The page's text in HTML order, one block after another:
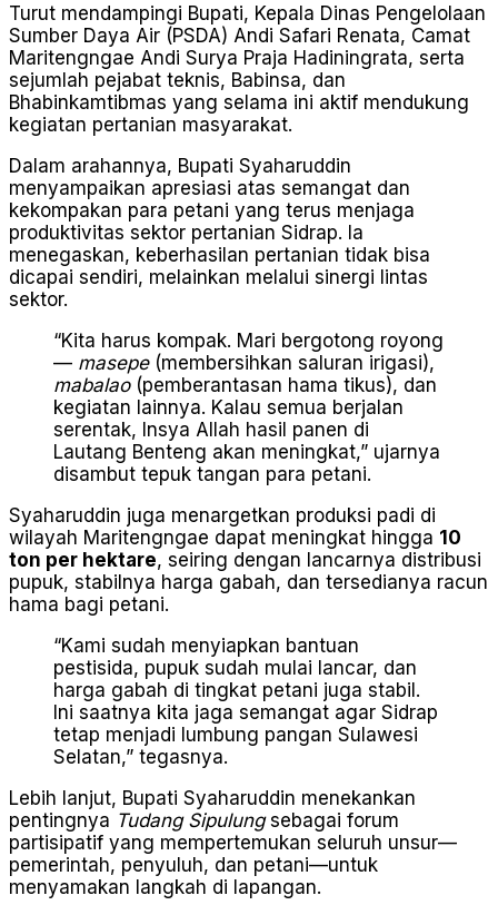
Turut mendampingi Bupati, Kepala Dinas Pengelolaan
Sumber Daya Air (PSDA) Andi Safari Renata, Camat
Maritengngae Andi Surya Praja Hadiningrata, serta
sejumlah pejabat teknis, Babinsa, dan
Bhabinkamtibmas yang selama ini aktif mendukung
kegiatan pertanian masyarakat.
Dalam arahannya, Bupati Syaharuddin
menyampaikan apresiasi atas semangat dan
kekompakan para petani yang terus menjaga
produktivitas sektor pertanian Sidrap. Ia
menegaskan, keberhasilan pertanian tidak bisa
dicapai sendiri, melainkan melalui sinergi lintas
sektor.
“Kita harus kompak. Mari bergotong royong
— masepe(membersihkan saluran irigasi),
mabalao(pemberantasan hama tikus), dan
kegiatan lainnya. Kalau semua berjalan
serentak, Insya Allah hasil panen di
Lautang Benteng akan meningkat,” ujarnya
disambut tepuk tangan para petani.
Syaharuddin juga menargetkan produksi padi di
wilayah Maritengngae dapat meningkat hingga 10
ton per hektare, seiring dengan lancarnya distribusi
pupuk, stabilnya harga gabah, dan tersedianya racun
hama bagi petani.
“Kami sudah menyiapkan bantuan
pestisida, pupuk sudah mulai lancar, dan
harga gabah di tingkat petani juga stabil.
Ini saatnya kita jaga semangat agar Sidrap
tetap menjadi lumbung pangan Sulawesi
Selatan,” tegasnya.
Lebih lanjut, Bupati Syaharuddin menekankan
pentingnya Tudang Sipulungsebagai forum
partisipatif yang mempertemukan seluruh unsur—
pemerintah, penyuluh, dan petani—untuk
menyamakan langkah di lapangan.